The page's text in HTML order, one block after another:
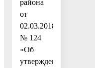
района
от
02.03.2018
№ 124
«Об
утверждении